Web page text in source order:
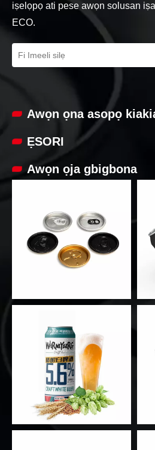
iṣelọpọ ati pese awọn solusan
ECO.
Awọn ọna asopọ
ẸSORI
Awọn ọja gbigbona